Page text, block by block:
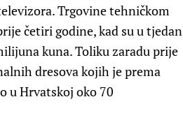
Trgovine tehničkom
četiri godine, kad su u tjedan
kuna. Toliku zaradu prije
dresova kojih je prema
u Hrvatskoj oko 70